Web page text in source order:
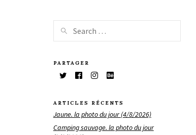
PARTAGER
ARTICLES RÉCENTS
Jaune. la photo du jour (4/8/2026)
Camping sauvage. la photo du jour